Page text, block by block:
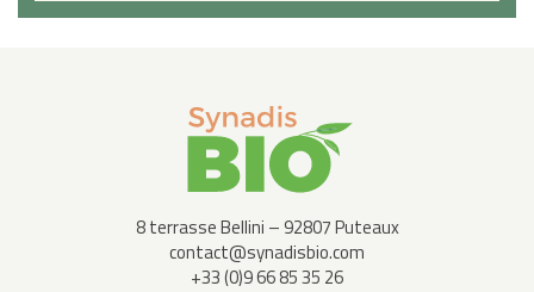
8 terrasse Bellini – 92807 Puteaux
contact@synadisbio.com
+33 (0)9 66 85 35 26